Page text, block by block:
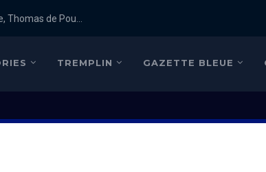
Thomas de Pou...
TREMPLIN GAZETTE BLEUE